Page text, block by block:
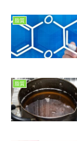
脂質
脂質